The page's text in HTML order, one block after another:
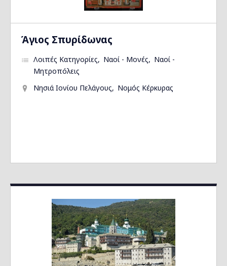
Άγιος Σπυρίδωνας
Λοιπές Κατηγορίες Ναοί - Μονές
Ναοί -
Μητροπόλεις
Νησιά Ιονίου Πελάγους
Νομός Κέρκυρας